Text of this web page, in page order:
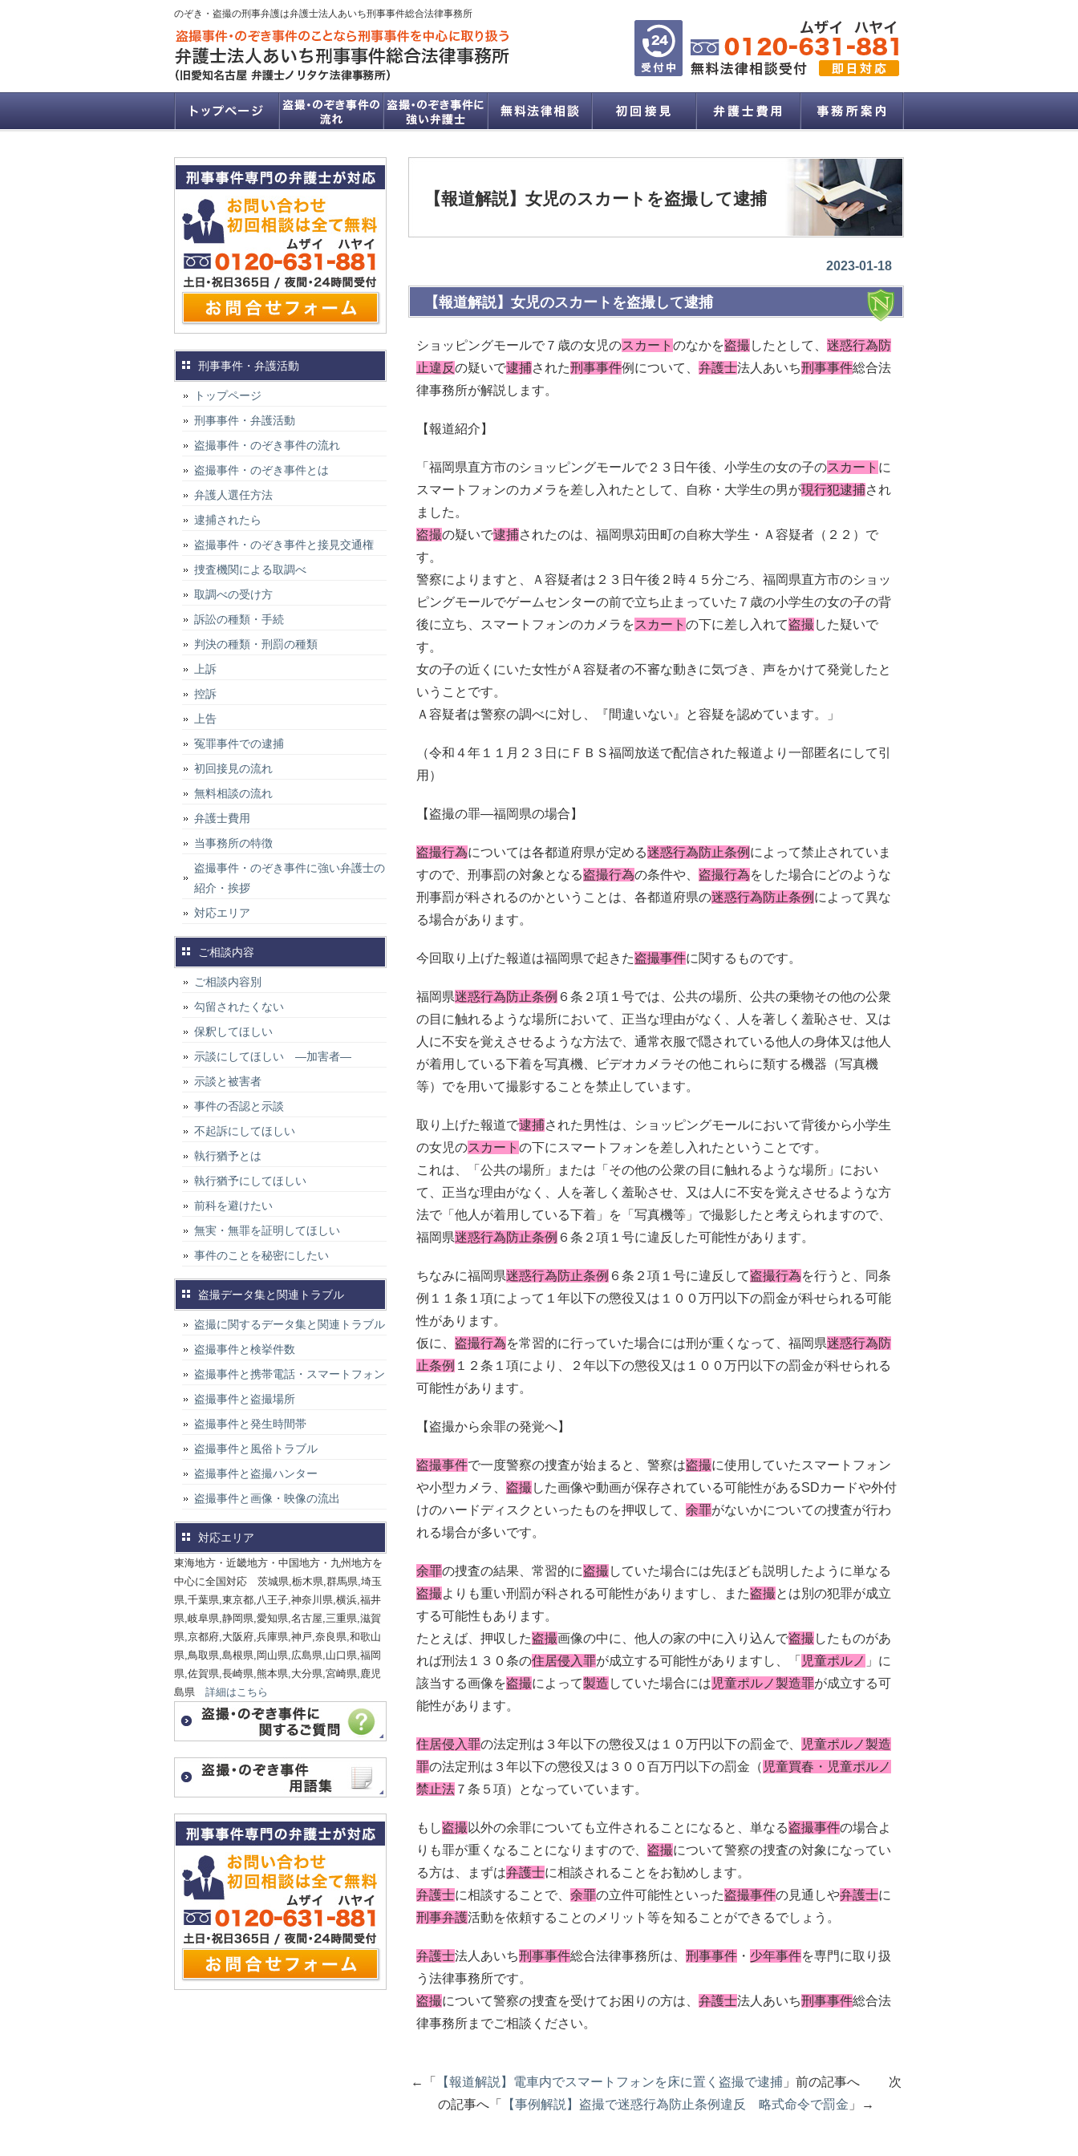
のぞき・盗撮の刑事弁護は弁護士法人あいち刑事事件総合法律事務所
【報道解説】女児のスカートを盗撮して逮捕
2023-01-18
【報道解説】女児のスカートを盗撮して逮捕
ショッピングモールで７歳の女児のスカート のなかを盗撮 したとして、 迷惑行為防
止違反の疑いで逮捕された刑事事件例について、 弁護士法人あいち刑事事件総合法
律事務所が解説します。
【報道紹介】
「福岡県直方市のショッピングモールで２３日午後、小学生の女の子のスカート に
スマートフォンのカメラを差し入れたとして、自称・大学生の男が現行犯逮捕され
ました。
盗撮の疑いで逮捕されたのは、福岡県苅田町の自称大学生・Ａ容疑者（２２）で
す。
警察によりますと、Ａ容疑者は２３日午後２時４５分ごろ、福岡県直方市のショッ
ピングモールでゲームセンターの前で立ち止まっていた７歳の小学生の女の子の背
後に立ち、スマートフォンのカメラをスカート の下に差し入れて盗撮 した疑いで
す。
女の子の近くにいた女性がＡ容疑者の不審な動きに気づき、声をかけて発覚したと
いうことです。
Ａ容疑者は警察の調べに対し、『間違いない』と容疑を認めています。」
（令和４年１１月２３日にＦＢＳ福岡放送で配信された報道より一部匿名にして引
用）
【盗撮の罪―福岡県の場合】
盗撮行為については各都道府県が定める迷惑行為防止条例 によって禁止されていま
すので、刑事罰の対象となる盗撮行為の条件や、 盗撮行為をした場合にどのような
刑事罰が科されるのかということは、各都道府県の迷惑行為防止条例 によって異な
る場合があります。
今回取り上げた報道は福岡県で起きた盗撮事件に関するものです。
福岡県迷惑行為防止条例 ６条２項１号では、公共の場所、公共の乗物その他の公衆
の目に触れるような場所において、正当な理由がなく、人を著しく羞恥させ、又は
人に不安を覚えさせるような方法で、通常衣服で隠されている他人の身体又は他人
が着用している下着を写真機、ビデオカメラその他これらに類する機器（写真機
等）でを用いて撮影することを禁止しています。
取り上げた報道で逮捕された男性は、ショッピングモールにおいて背後から小学生
の女児のスカート の下にスマートフォンを差し入れたということです。
これは、「公共の場所」または「その他の公衆の目に触れるような場所」におい
て、正当な理由がなく、人を著しく羞恥させ、又は人に不安を覚えさせるような方
法で「他人が着用している下着」を「写真機等」で撮影したと考えられますので、
福岡県迷惑行為防止条例 ６条２項１号に違反した可能性があります。
ちなみに福岡県迷惑行為防止条例 ６条２項１号に違反して盗撮行為を行うと、同条
例１１条１項によって１年以下の懲役又は１００万円以下の罰金が科せられる可能
性があります。
仮に、 盗撮行為を常習的に行っていた場合には刑が重くなって、福岡県迷惑行為防
止条例 １２条１項により、２年以下の懲役又は１００万円以下の罰金が科せられる
可能性があります。
【盗撮から余罪の発覚へ】
盗撮事件で一度警察の捜査が始まると、警察は盗撮に使用していたスマートフォン
や小型カメラ、 盗撮 した画像や動画が保存されている可能性があるSDカードや外付
けのハードディスクといったものを押収して、 余罪がないかについての捜査が行わ
れる場合が多いです。
余罪の捜査の結果、常習的に盗撮 していた場合には先ほども説明したように単なる
盗撮よりも重い刑罰が科される可能性がありますし、また盗撮とは別の犯罪が成立
する可能性もあります。
たとえば、押収した盗撮画像の中に、他人の家の中に入り込んで盗撮 したものがあ
れば刑法１３０条の住居侵入罪が成立する可能性がありますし、「 児童ポルノ 」に
該当する画像を盗撮によって製造 していた場合には 児童ポルノ製造罪が成立する可
能性があります。
住居侵入罪の法定刑は３年以下の懲役又は１０万円以下の罰金で、
児童ポルノ製造
罪の法定刑は３年以下の懲役又は３００百万円以下の罰金（ 児童買春・児童ポルノ
禁止法 ７条５項）となっていています。
もし盗撮 以外の余罪についても立件されることになると、単なる盗撮事件の場合よ
りも罪が重くなることになりますので、 盗撮について警察の捜査の対象になってい
る方は、まずは弁護士に相談されることをお勧めします。
弁護士に相談することで、 余罪の立件可能性といった盗撮事件の見通しや弁護士に
刑事弁護活動を依頼することのメリット等を知ることができるでしょう。
弁護士法人あいち刑事事件総合法律事務所は、 刑事事件 ・ 少年事件を専門に取り扱
う法律事務所です。
盗撮について警察の捜査を受けてお困りの方は、 弁護士法人あいち刑事事件総合法
律事務所までご相談ください。
←「 【報道解説】電車内でスマートフォンを床に置く盗撮で逮捕 」前の記事へ 次
の記事へ「
【事例解説】盗撮で迷惑行為防止条例違反 略式命令で罰金 」→
刑事事件・弁護活動
トップページ
刑事事件・弁護活動
盗撮事件・のぞき事件の流れ
盗撮事件・のぞき事件とは
弁護人選任方法
逮捕されたら
盗撮事件・のぞき事件と接見交通権
捜査機関による取調べ
取調べの受け方
訴訟の種類・手続
判決の種類・刑罰の種類
上訴
控訴
上告
冤罪事件での逮捕
初回接見の流れ
無料相談の流れ
弁護士費用
当事務所の特徴
盗撮事件・のぞき事件に強い弁護士の
紹介・挨拶
対応エリア
ご相談内容
ご相談内容別
勾留されたくない
保釈してほしい
示談にしてほしい ―加害者―
示談と被害者
事件の否認と示談
不起訴にしてほしい
執行猶予とは
執行猶予にしてほしい
前科を避けたい
無実・無罪を証明してほしい
事件のことを秘密にしたい
盗撮データ集と関連トラブル
盗撮に関するデータ集と関連トラブル
盗撮事件と検挙件数
盗撮事件と携帯電話・スマートフォン
盗撮事件と盗撮場所
盗撮事件と発生時間帯
盗撮事件と風俗トラブル
盗撮事件と盗撮ハンター
盗撮事件と画像・映像の流出
対応エリア
東海地方・近畿地方・中国地方・九州地方を
中心に全国対応 茨城県,栃木県,群馬県,埼玉
県,千葉県,東京都,八王子,神奈川県,横浜,福井
県,岐阜県,静岡県,愛知県,名古屋,三重県,滋賀
県,京都府,大阪府,兵庫県,神戸,奈良県,和歌山
県,鳥取県,島根県,岡山県,広島県,山口県,福岡
県,佐賀県,長崎県,熊本県,大分県,宮崎県,鹿児
島県 詳細はこちら